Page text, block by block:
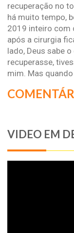
recuperação no
há muito tempo,
2019 inteiro com
após a cirurgia
lado, Deus sabe
recuperasse,
mim. Mas
VIDEO EM